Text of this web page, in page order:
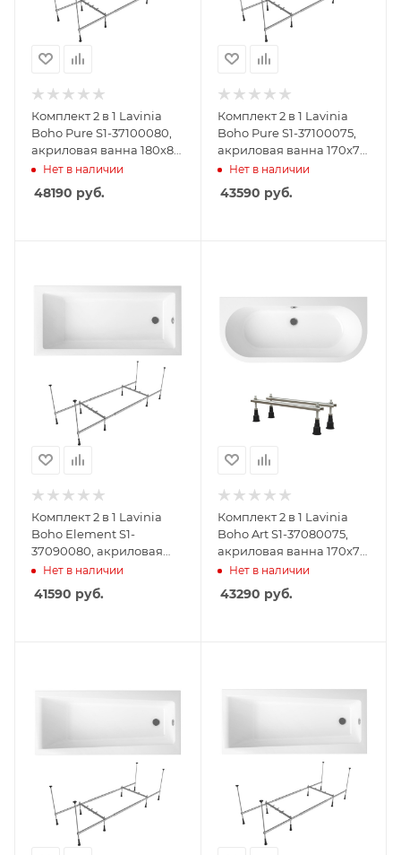
Комплект 2 в 1 Lavinia
Boho Pure S1-37100080,
акриловая ванна 180x80
см, усиленный
металлический каркас с
монтажным набором
Нет в наличии
48190 руб.
Комплект 2 в 1 Lavinia
Boho Pure S1-37100075,
акриловая ванна 170x75
см, усиленный
металлический каркас с
монтажным набором
Нет в наличии
43590 руб.
Комплект 2 в 1 Lavinia
Boho Element S1-
37090080, акриловая
ванна 170x80 см,
усиленный
металлический каркас с
Нет в наличии
41590 руб.
Комплект 2 в 1 Lavinia
Boho Art S1-37080075,
акриловая ванна 170x75
см, усиленные
металлические ножки с
монтажным набором
Нет в наличии
43290 руб.